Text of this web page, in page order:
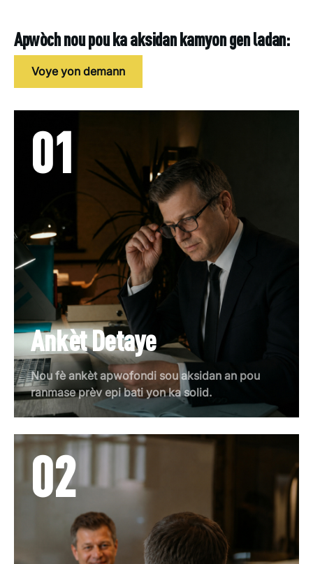
Apwòch nou pou ka aksidan kamyon gen ladan:
Voye yon demann
01
Ankèt Detaye
Nou fè ankèt apwofondi sou aksidan an pou
ranmase prèv epi bati yon ka solid.
02